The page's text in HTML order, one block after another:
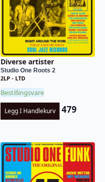
Diverse artister
Studio One Roots 2
2LP - LTD
Bestillingsvare
Legg I Handlekurv 479